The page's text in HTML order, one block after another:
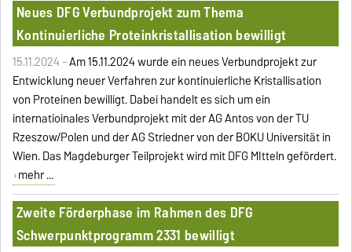
Neues DFG Verbundprojekt zum Thema
Kontinuierliche Proteinkristallisation bewilligt
15.11.2024 -Am 15.11.2024 wurde ein neues Verbundprojekt zur
Entwicklung neuer Verfahren zur kontinuierliche Kristallisation
von Proteinen bewilligt. Dabei handelt es sich um ein
internatioinales Verbundprojekt mit der AG Antos von der TU
Rzeszow/Polen und der AG Striedner von der BOKU Universität in
Wien. Das Magdeburger Teilprojekt wird mit DFG MItteln gefördert.
mehr ...
Zweite Förderphase im Rahmen des DFG
Schwerpunktprogramm 2331 bewilligt